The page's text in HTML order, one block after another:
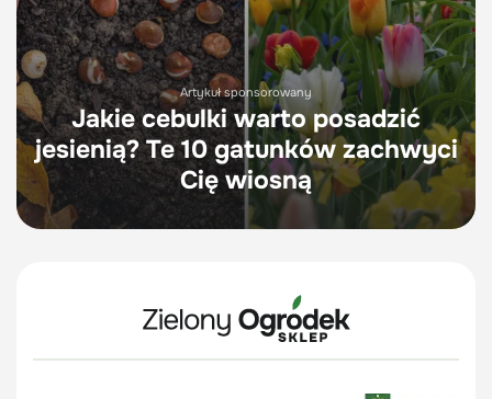
Artykuł sponsorowany
Jakie cebulki warto posadzić
jesienią? Te 10 gatunków zachwyci
Cię wiosną